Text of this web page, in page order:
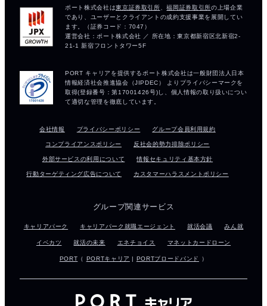
会社情報 プライバシーポリシー グループ会員利用規約
コンプライアンスポリシー 反社会的勢力排除ポリシー
外部サービスの利用について 情報セキュリティ基本方針
行動ターゲティング広告について カスタマーハラスメントポリシー